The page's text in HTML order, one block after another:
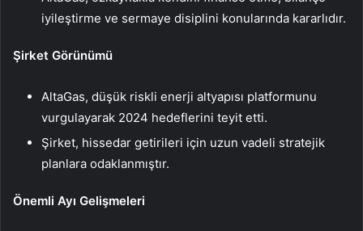
iyileştirme ve sermaye disiplini konularında kararlıdır.
Şirket Görünümü
AltaGas, düşük riskli enerji altyapısı platformunu
vurgulayarak 2024 hedeflerini teyit etti.
Şirket, hissedar getirileri için uzun vadeli stratejik
planlara odaklanmıştır.
Önemli Ayı Gelişmeleri